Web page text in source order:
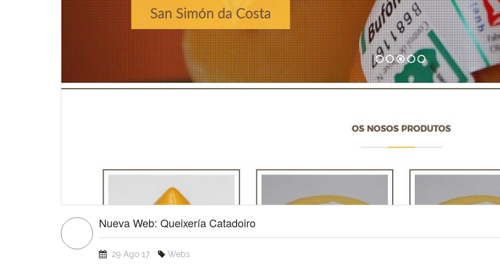
Nueva Web: Queixería Catadoiro
29 Ago 17 Webs